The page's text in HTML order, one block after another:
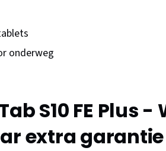
onderweg
S10 FE Plus -
extra